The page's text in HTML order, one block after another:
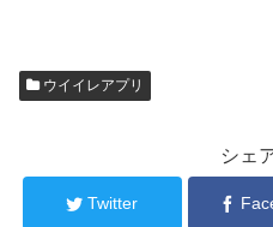
ウイイレアプリ
シェ
Twitter